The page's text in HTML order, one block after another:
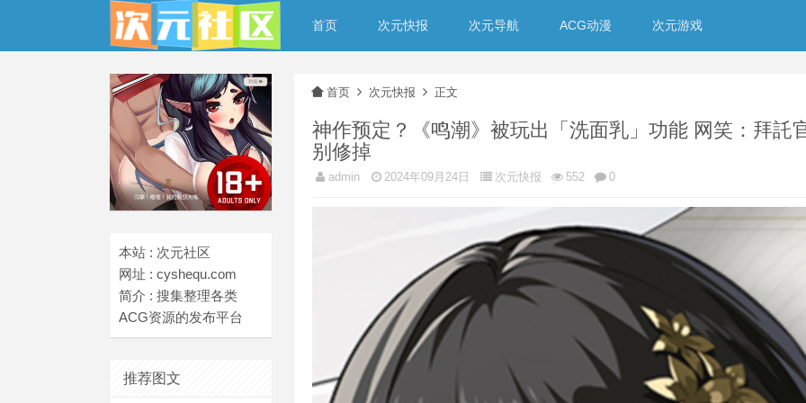
首页 次元快报 次元导航 ACG动漫 次元游戏
本站 : 次元社区
网址 : cyshequ.com
简介 : 搜集整理各类
ACG资源的发布平台
推荐图文
首页 次元快报 正文
神作预定？《鸣潮》被玩出「洗面乳」功能 网笑：拜託
别修掉
admin 2024年09月24日 次元快报 552 0